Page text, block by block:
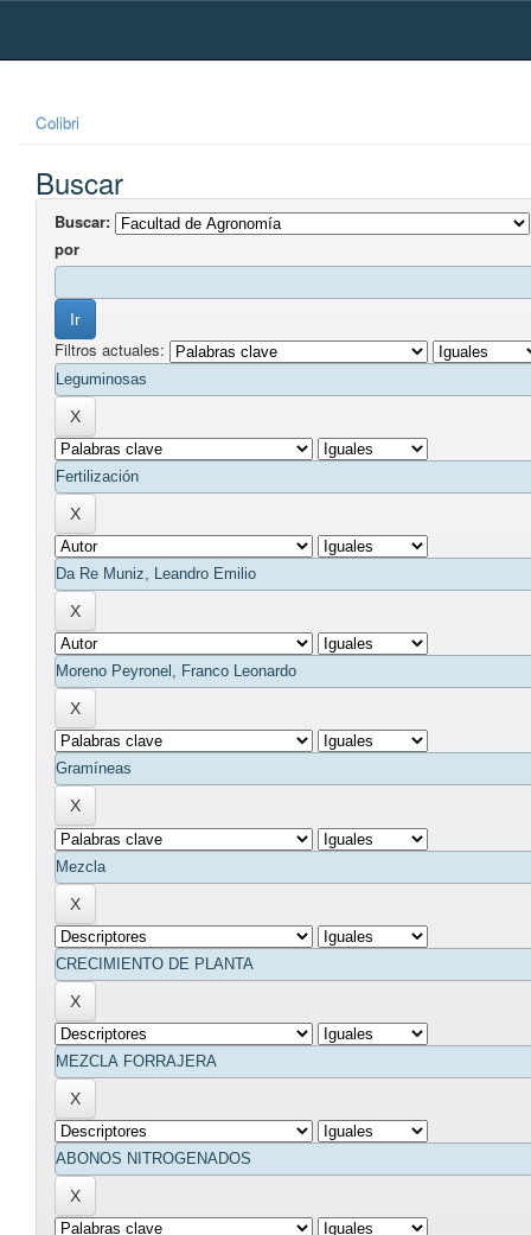
Skip
Colibri
Buscar
Buscar:
por
Filtros actuales: